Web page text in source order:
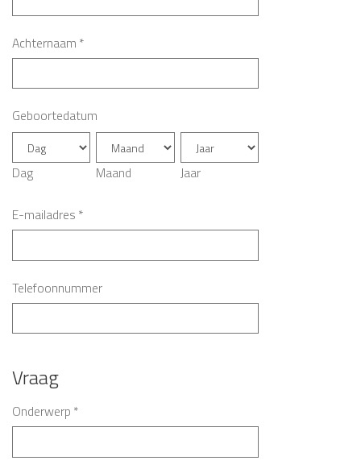
Achternaam *
Geboortedatum
Dag Maand Jaar
E-mailadres *
Telefoonnummer
Vraag
Onderwerp *